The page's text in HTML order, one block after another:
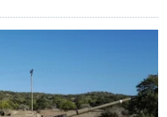
более безопасные